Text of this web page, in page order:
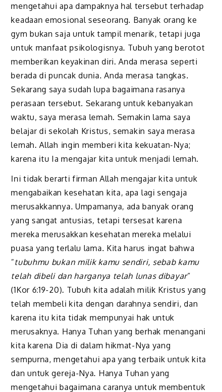
mengetahui apa dampaknya hal tersebut terhadap
keadaan emosional seseorang. Banyak orang ke
gym bukan saja untuk tampil menarik, tetapi juga
untuk manfaat psikologisnya. Tubuh yang berotot
memberikan keyakinan diri. Anda merasa seperti
berada di puncak dunia. Anda merasa tangkas.
Seka­rang saya sudah lupa bagaimana rasanya
perasaan tersebut. Sekarang untuk kebanyakan
waktu, saya merasa lemah. Semakin lama saya
belajar di sekolah Kristus, semakin saya merasa
lemah. Allah ingin memberi kita kekuatan-Nya;
karena itu Ia mengajar kita untuk menjadi lemah.
Ini tidak berarti firman Allah mengajar kita untuk
mengabaikan kesehatan kita, apa lagi sengaja
merusak­kannya. Umpamanya, ada banyak orang
yang sangat antusias, tetapi tersesat karena
mereka merusakkan kesehatan mereka melalui
puasa yang terlalu lama. Kita harus ingat bahwa
“tubuhmu bukan milik kamu sendiri, sebab kamu
telah dibeli dan harganya telah lunas dibayar”
(1Kor 6:19-20). Tubuh kita adalah milik Kristus yang
telah membeli kita dengan darahnya sendiri, dan
karena itu kita tidak mempunyai hak untuk
merusaknya. Hanya Tuhan yang berhak menangani
kita karena Dia di dalam hikmat-Nya yang
sempurna, mengetahui apa yang terbaik untuk kita
dan untuk gereja-Nya. Hanya Tuhan yang
mengetahui bagaimana caranya untuk membentuk